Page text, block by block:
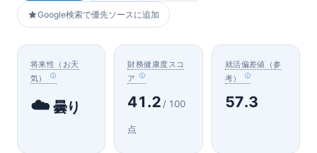
Google検索で優先ソースに追加
将来性（お天
気）
☁️曇り
財務健康度スコ
ア
41.2 / 100
点
就活偏差値（参
考）
57.3